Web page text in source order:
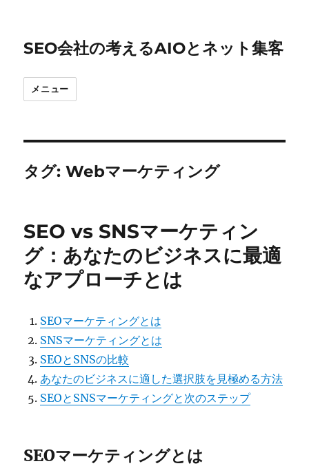
SEO会社の考えるAIOとネット集客
メニュー
タグ:Webマーケティング
SEO vs SNSマーケティン
グ：あなたのビジネスに最適
なアプローチとは
SEOマーケティングとは
SNSマーケティングとは
SEOとSNSの比較
あなたのビジネスに適した選択肢を見極める方法
SEOとSNSマーケティングと次のステップ
SEOマーケティングとは